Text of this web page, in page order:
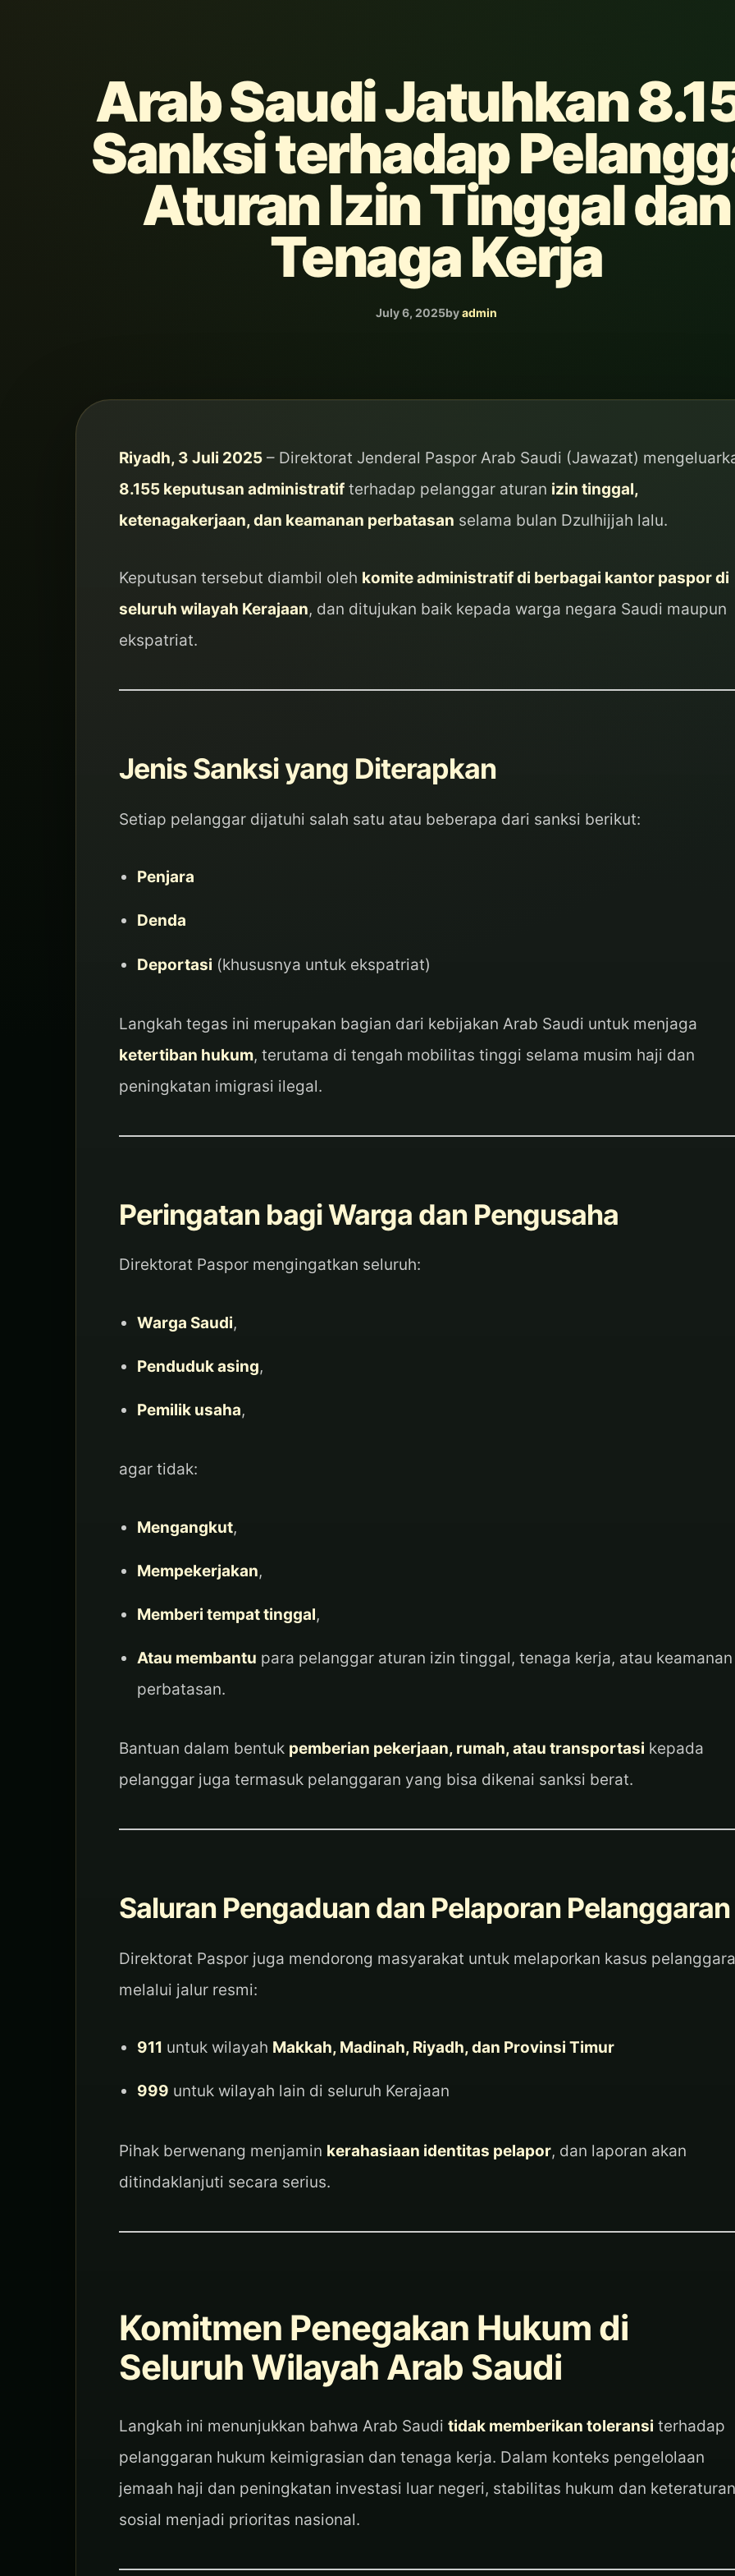
Arab Saudi Jatuhkan
Sanksi terhadap
Aturan Izin Tinggal dan
Tenaga Kerja
July 6, 2025byadmin
Riyadh, 3 Juli 2025 – Direktorat Jenderal Paspor Arab Saudi (Jawazat)
8.155 keputusan administratif terhadap pelanggar aturan izin tinggal,
ketenagakerjaan, dan keamanan perbatasan selama bulan Dzulhijjah lalu.
Keputusan tersebut diambil oleh komite administratif di berbagai kantor paspor di
seluruh wilayah Kerajaan, dan ditujukan baik kepada warga negara Saudi maupun
ekspatriat.
Jenis Sanksi yang Diterapkan
Setiap pelanggar dijatuhi salah satu atau beberapa dari sanksi berikut:
Penjara
Denda
Deportasi (khususnya untuk ekspatriat)
Langkah tegas ini merupakan bagian dari kebijakan Arab Saudi untuk menjaga
ketertiban hukum, terutama di tengah mobilitas tinggi selama musim haji dan
peningkatan imigrasi ilegal.
Peringatan bagi Warga dan Pengusaha
Direktorat Paspor mengingatkan seluruh:
Warga Saudi,
Penduduk asing,
Pemilik usaha,
agar tidak:
Mengangkut,
Mempekerjakan,
Memberi tempat tinggal,
Atau membantu para pelanggar aturan izin tinggal, tenaga kerja, atau keamanan
perbatasan.
Bantuan dalam bentuk pemberian pekerjaan, rumah, atau transportasi kepada
pelanggar juga termasuk pelanggaran yang bisa dikenai sanksi berat.
Saluran Pengaduan dan Pelaporan Pelanggaran
Direktorat Paspor juga mendorong masyarakat untuk melaporkan kasus
melalui jalur resmi:
911 untuk wilayah Makkah, Madinah, Riyadh, dan Provinsi Timur
999 untuk wilayah lain di seluruh Kerajaan
Pihak berwenang menjamin kerahasiaan identitas pelapor, dan laporan akan
ditindaklanjuti secara serius.
Komitmen Penegakan Hukum di
Seluruh Wilayah Arab Saudi
Langkah ini menunjukkan bahwa Arab Saudi tidak memberikan toleransi terhadap
pelanggaran hukum keimigrasian dan tenaga kerja. Dalam konteks pengelolaan
jemaah haji dan peningkatan investasi luar negeri, stabilitas hukum dan keteraturan
sosial menjadi prioritas nasional.